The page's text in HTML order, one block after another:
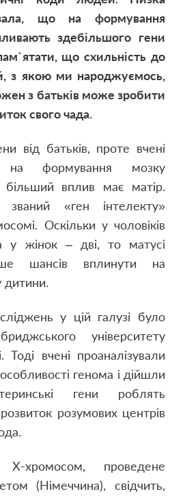
що на формування
здебільшого гени
що схильність до
з якою ми народжуємось,
з батьків може зробити
свого чада.
від батьків, проте вчені
формування мозку
вплив має матір.
«ген інтелекту»
Оскільки у чоловіків
у жінок – дві, то матусі
шансів вплинути на
дитини.
у цій галузі було
університету
вчені проаналізували
генома і дійшли
гени роблять
розумових центрів
хромосом, проведене
(Німеччина), свідчить,